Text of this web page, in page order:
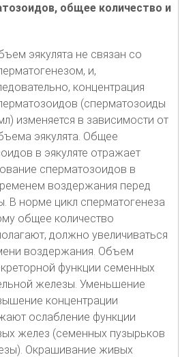
общее количество и
эякулята не связан со
и,
концентрация
(сперматозоиды
изменяется в зависимости от
эякулята. Общее
в эякуляте отражает
сперматозоидов в
воздержания перед
В норме цикл сперматогенеза
общее количество
должно увеличиваться
воздержания. Объем
функции семенных
железы. Уменьшение
концентрации
ослабление функции
желез (семенных пузырьков
Окрашивание живых